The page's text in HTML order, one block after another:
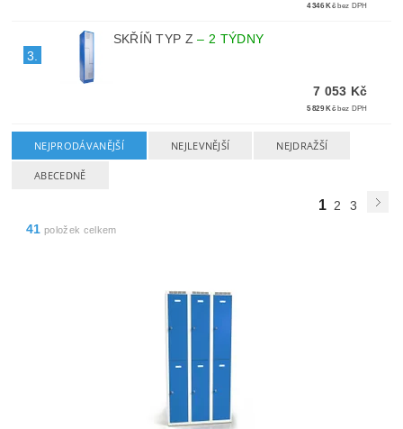
4 346 Kč bez DPH
3.
SKŘÍŇ TYP Z– 2 TÝDNY
7 053 Kč
5 829 Kč bez DPH
NEJPRODÁVANĚJŠÍ NEJLEVNĚJŠÍ NEJDRAŽŠÍ
ABECEDNĚ
1 2
3
41 položek celkem